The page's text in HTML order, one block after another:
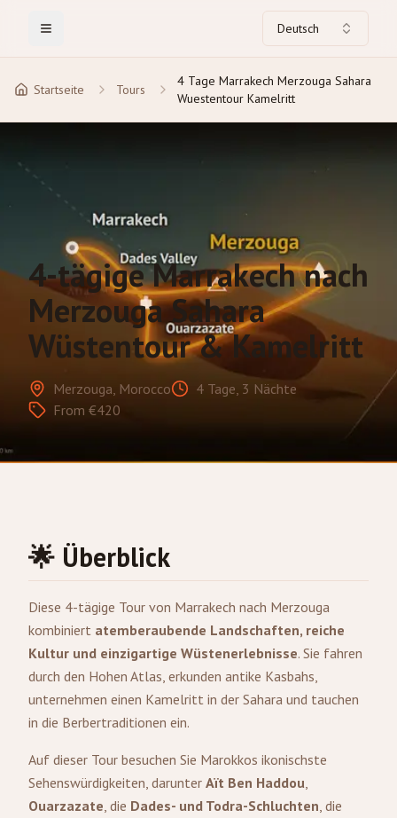
Toggle Menu Deutsch
Startseite Tours
4 Tage Marrakech Merzouga Sahara
Wuestentour Kamelritt
4-tägige Marrakech nach
Merzouga Sahara
Wüstentour & Kamelritt
Merzouga, Morocco
4 Tage, 3 Nächte
From €420
🌟 Überblick
Diese 4-tägige Tour von Marrakech nach Merzouga
kombiniert atemberaubende Landschaften, reiche
Kultur und einzigartige Wüstenerlebnisse. Sie fahren
durch den Hohen Atlas, erkunden antike Kasbahs,
unternehmen einen Kamelritt in der Sahara und tauchen
in die Berbertraditionen ein.
Auf dieser Tour besuchen Sie Marokkos ikonischste
Sehenswürdigkeiten, darunter Aït Ben Haddou,
Ouarzazate, die Dades- und Todra-Schluchten, die